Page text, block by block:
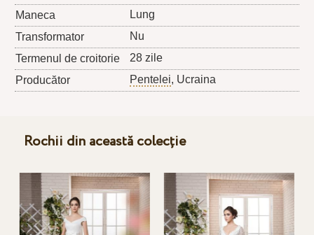
Maneca
Lung
Transformator
Nu
Termenul de croitorie
28 zile
Producător
Pentelei, Ucraina
Rochii din această colecție